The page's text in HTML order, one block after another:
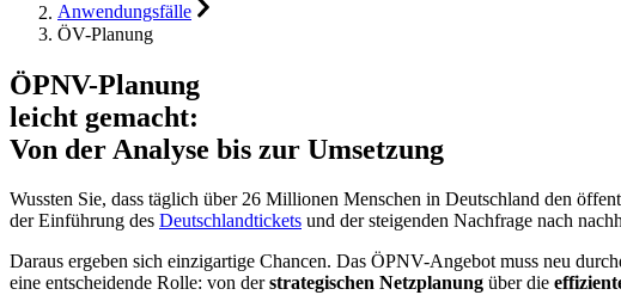
Anwendungsfälle
ÖV-Planung
ÖPNV-Planung
leicht gemacht:
Von der Analyse bis zur Umsetzung
Wussten Sie, dass täglich über 26 Millionen Menschen in Deutschland den
der Einführung des Deutschlandtickets und der steigenden Nachfrage nach
Daraus ergeben sich einzigartige Chancen. Das ÖPNV-Angebot muss neu
eine entscheidende Rolle: von derstrategischen Netzplanung über die